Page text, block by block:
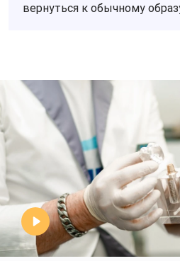
вернуться к обычному